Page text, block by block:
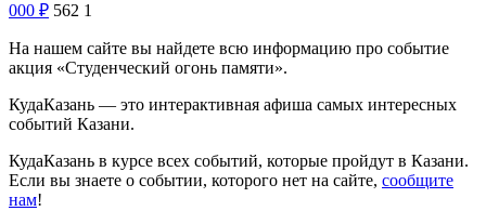
000 ₽ 562 1
На нашем сайте вы найдете всю информацию про событие
акция «Студенческий огонь памяти».
КудаКазань — это интерактивная афиша самых интересных
событий Казани.
КудаКазань в курсе всех событий, которые пройдут в Казани.
Если вы знаете о событии, которого нет на сайте, сообщите
нам!